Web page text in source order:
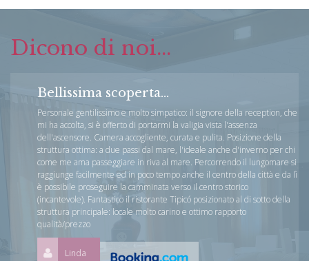
Dicono di noi...
Bellissima scoperta...
Personale gentilissimo e molto simpatico: il signore della reception, che
mi ha accolta, si è offerto di portarmi la valigia vista l'assenza
dell'ascensore. Camera accogliente, curata e pulita. Posizione della
struttura ottima: a due passi dal mare, l'ideale anche d'inverno per chi
come me ama passeggiare in riva al mare. Percorrendo il lungomare si
raggiunge facilmente ed in poco tempo anche il centro della città e da lì
è possibile proseguire la camminata verso il centro storico
(incantevole). Fantastico il ristorante Tipicó posizionato al di sotto della
struttura principale: locale molto carino e ottimo rapporto
qualità/prezzo
Linda